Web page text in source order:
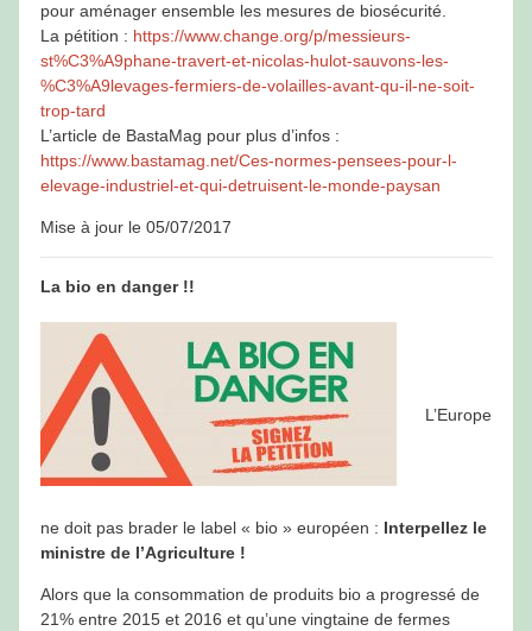
pour aménager ensemble les mesures de biosécurité.
La pétition : https://www.change.org/p/messieurs-
st%C3%A9phane-travert-et-nicolas-hulot-sauvons-les-
%C3%A9levages-fermiers-de-volailles-avant-qu-il-ne-soit-
trop-tard
L’article de BastaMag pour plus d’infos :
https://www.bastamag.net/Ces-normes-pensees-pour-l-
elevage-industriel-et-qui-detruisent-le-monde-paysan
Mise à jour le 05/07/2017
La bio en danger !!
L’Europe
ne doit pas brader le label « bio » européen : Interpellez le
ministre de l’Agriculture !
Alors que la consommation de produits bio a progressé de
21% entre 2015 et 2016 et qu’une vingtaine de fermes